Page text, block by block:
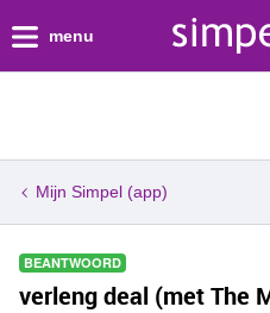
menu
Mijn Simpel (app)
BEANTWOORD
verleng deal (met The